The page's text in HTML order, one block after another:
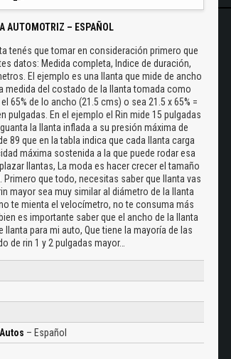
AUTOMOTRIZ – ESPAÑOL
tenés que tomar en consideración primero que
datos: Medida completa, Indice de duración,
El ejemplo es una llanta que mide de ancho
medida del costado de la llanta tomada como
de lo ancho (21.5 cms) o sea 21.5 x 65% =
pulgadas. En el ejemplo el Rin mide 15 pulgadas
la llanta inflada a su presión máxima de
89 que en la tabla indica que cada llanta carga
máxima sostenida a la que puede rodar esa
llantas, La moda es hacer crecer el tamaño
que todo, necesitas saber que llanta vas
mayor sea muy similar al diámetro de la llanta
te mienta el velocímetro, no te consuma más
es importante saber que el ancho de la llanta
para mi auto, Que tiene la mayoría de las
rin 1 y 2 pulgadas mayor…
– Español